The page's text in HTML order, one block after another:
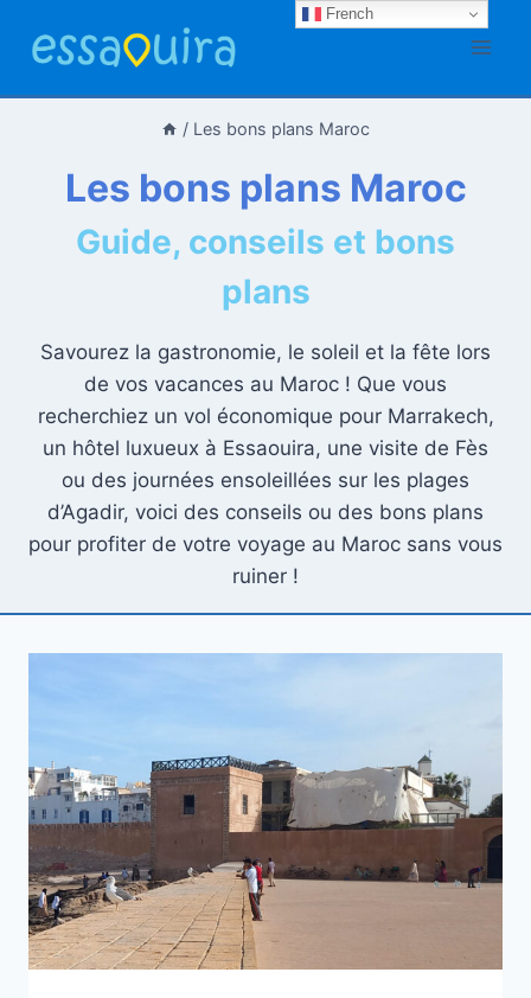
/ Les bons plans Maroc
Les bons plans Maroc
Guide, conseils et bons
plans
Savourez la gastronomie, le soleil et la fête lors
de vos vacances au Maroc ! Que vous
recherchiez un vol économique pour Marrakech,
un hôtel luxueux à Essaouira, une visite de Fès
ou des journées ensoleillées sur les plages
d’Agadir, voici des conseils ou des bons plans
pour profiter de votre voyage au Maroc sans vous
ruiner !
French